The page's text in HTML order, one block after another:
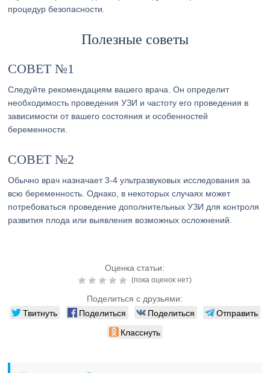
процедур безопасности.
Полезные советы
СОВЕТ №1
Следуйте рекомендациям вашего врача. Он определит
необходимость проведения УЗИ и частоту его проведения в
зависимости от вашего состояния и особенностей
беременности.
СОВЕТ №2
Обычно врач назначает 3-4 ультразвуковых исследования за
всю беременность. Однако, в некоторых случаях может
потребоваться проведение дополнительных УЗИ для контроля
развития плода или выявления возможных осложнений.
Оценка статьи:
(пока оценок нет)
Поделиться с друзьями:
Твитнуть Поделиться Поделиться
Отправить
Класснуть